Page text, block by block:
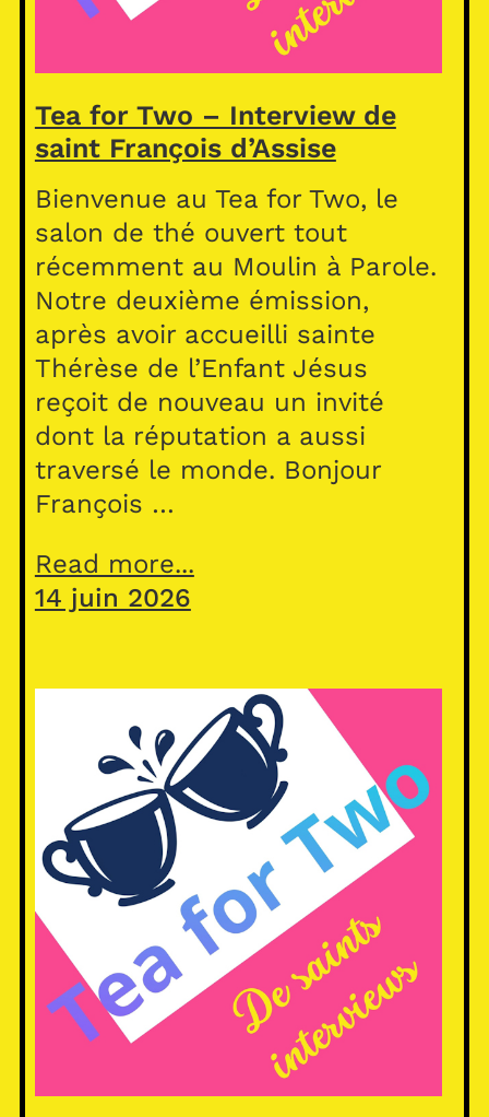
Tea for Two – Interview de
saint François d’Assise
Bienvenue au Tea for Two, le
salon de thé ouvert tout
récemment au Moulin à Parole.
Notre deuxième émission,
après avoir accueilli sainte
Thérèse de l’Enfant Jésus
reçoit de nouveau un invité
dont la réputation a aussi
traversé le monde. Bonjour
François …
Read more...
14 juin 2026